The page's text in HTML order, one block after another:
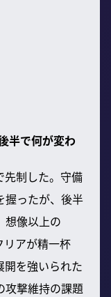
半で何が変わ
先制した。守備
握ったが、後半
想像以上の
リアが精一杯
開を強いられた
攻撃維持の課題